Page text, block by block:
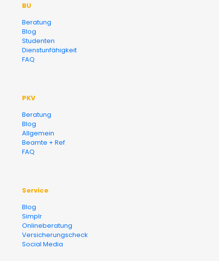
BU
Beratung
Blog
Studenten
Dienstunfähigkeit
FAQ
PKV
Beratung
Blog
Allgemein
Beamte + Ref
FAQ
Service
Blog
Simplr
Onlineberatung
Versicherungscheck
Social Media